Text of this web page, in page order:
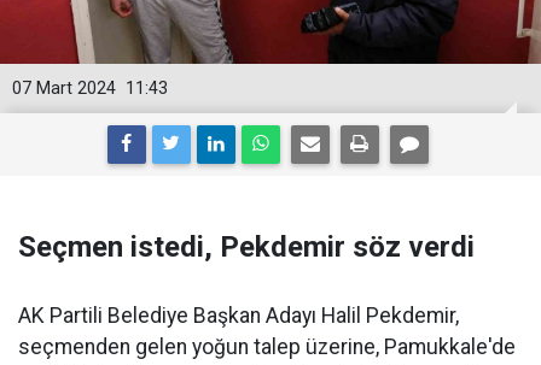
11:43
07 Mart 2024
Seçmen istedi, Pekdemir söz verdi
AK Partili Belediye Başkan Adayı Halil Pekdemir,
seçmenden gelen yoğun talep üzerine, Pamukkale'de